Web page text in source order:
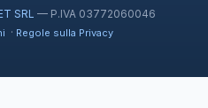
SRL — P.IVA 03772060046
· Regole sulla Privacy